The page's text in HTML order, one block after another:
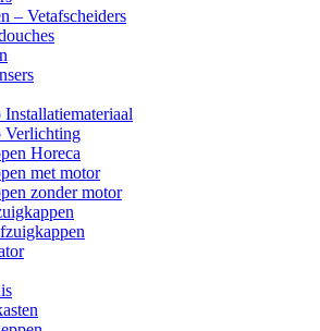
– Vetafscheiders
Verlichting
Horeca
met motor
zonder motor